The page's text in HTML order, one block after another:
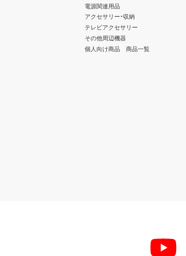
電源関連用品
アクセサリー・収納
テレビアクセサリー
その他周辺機器
個人向け商品 商品一覧